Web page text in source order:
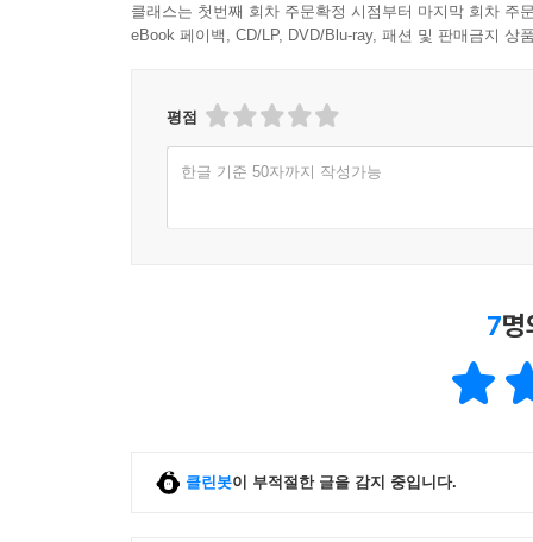
클래스는 첫번째 회차 주문확정 시점부터 마지막 회차 주
eBook 페이백, CD/LP, DVD/Blu-ray, 패션 및 판매금지 상
평점
한글 기준 50자까지 작성가능
7
클린봇이 부적절한 글을 감지 중입니다.